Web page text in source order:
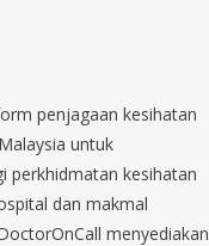
penjagaan kesihatan
untuk
perkhidmatan kesihatan
dan makmal
menyediakan